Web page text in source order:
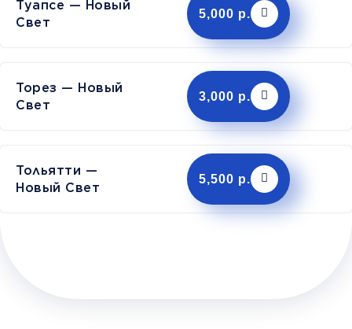
Туапсе — Новый
Свет
5,000 р.
Торез — Новый
Свет
3,000 р.
Тольятти —
Новый Свет
5,500 р.